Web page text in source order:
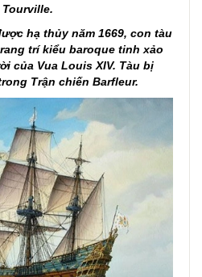
hạ thủy năm 1669, con tàu
trí kiểu baroque tinh xảo
của Vua Louis XIV. Tàu bị
Trận chiến Barfleur.